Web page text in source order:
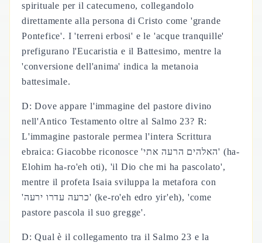
spirituale per il catecumeno, collegandolo
direttamente alla persona di Cristo come 'grande
Pontefice'. I 'terreni erbosi' e le 'acque tranquille'
prefigurano l'Eucaristia e il Battesimo, mentre la
'conversione dell'anima' indica la metanoia
battesimale.
D: Dove appare l'immagine del pastore divino
nell'Antico Testamento oltre al Salmo 23? R:
L'immagine pastorale permea l'intera Scrittura
ebraica: Giacobbe riconosce 'האלהים הרעה אתי' (ha-
Elohim ha-ro'eh oti), 'il Dio che mi ha pascolato',
mentre il profeta Isaia sviluppa la metafora con
'כרעה עדרו ירעה' (ke-ro'eh edro yir'eh), 'come
pastore pascola il suo gregge'.
D: Qual è il collegamento tra il Salmo 23 e la